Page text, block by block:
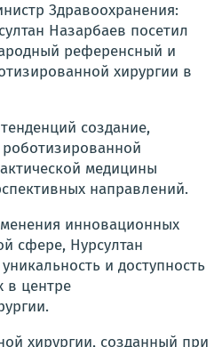
Здравоохранения:
Назарбаев посетил
референсный и
хирургии в
создание,
медицины
направлений.
инновационных
сфере, Нурсултан
и доступность
в центре
хирургии, созданный при